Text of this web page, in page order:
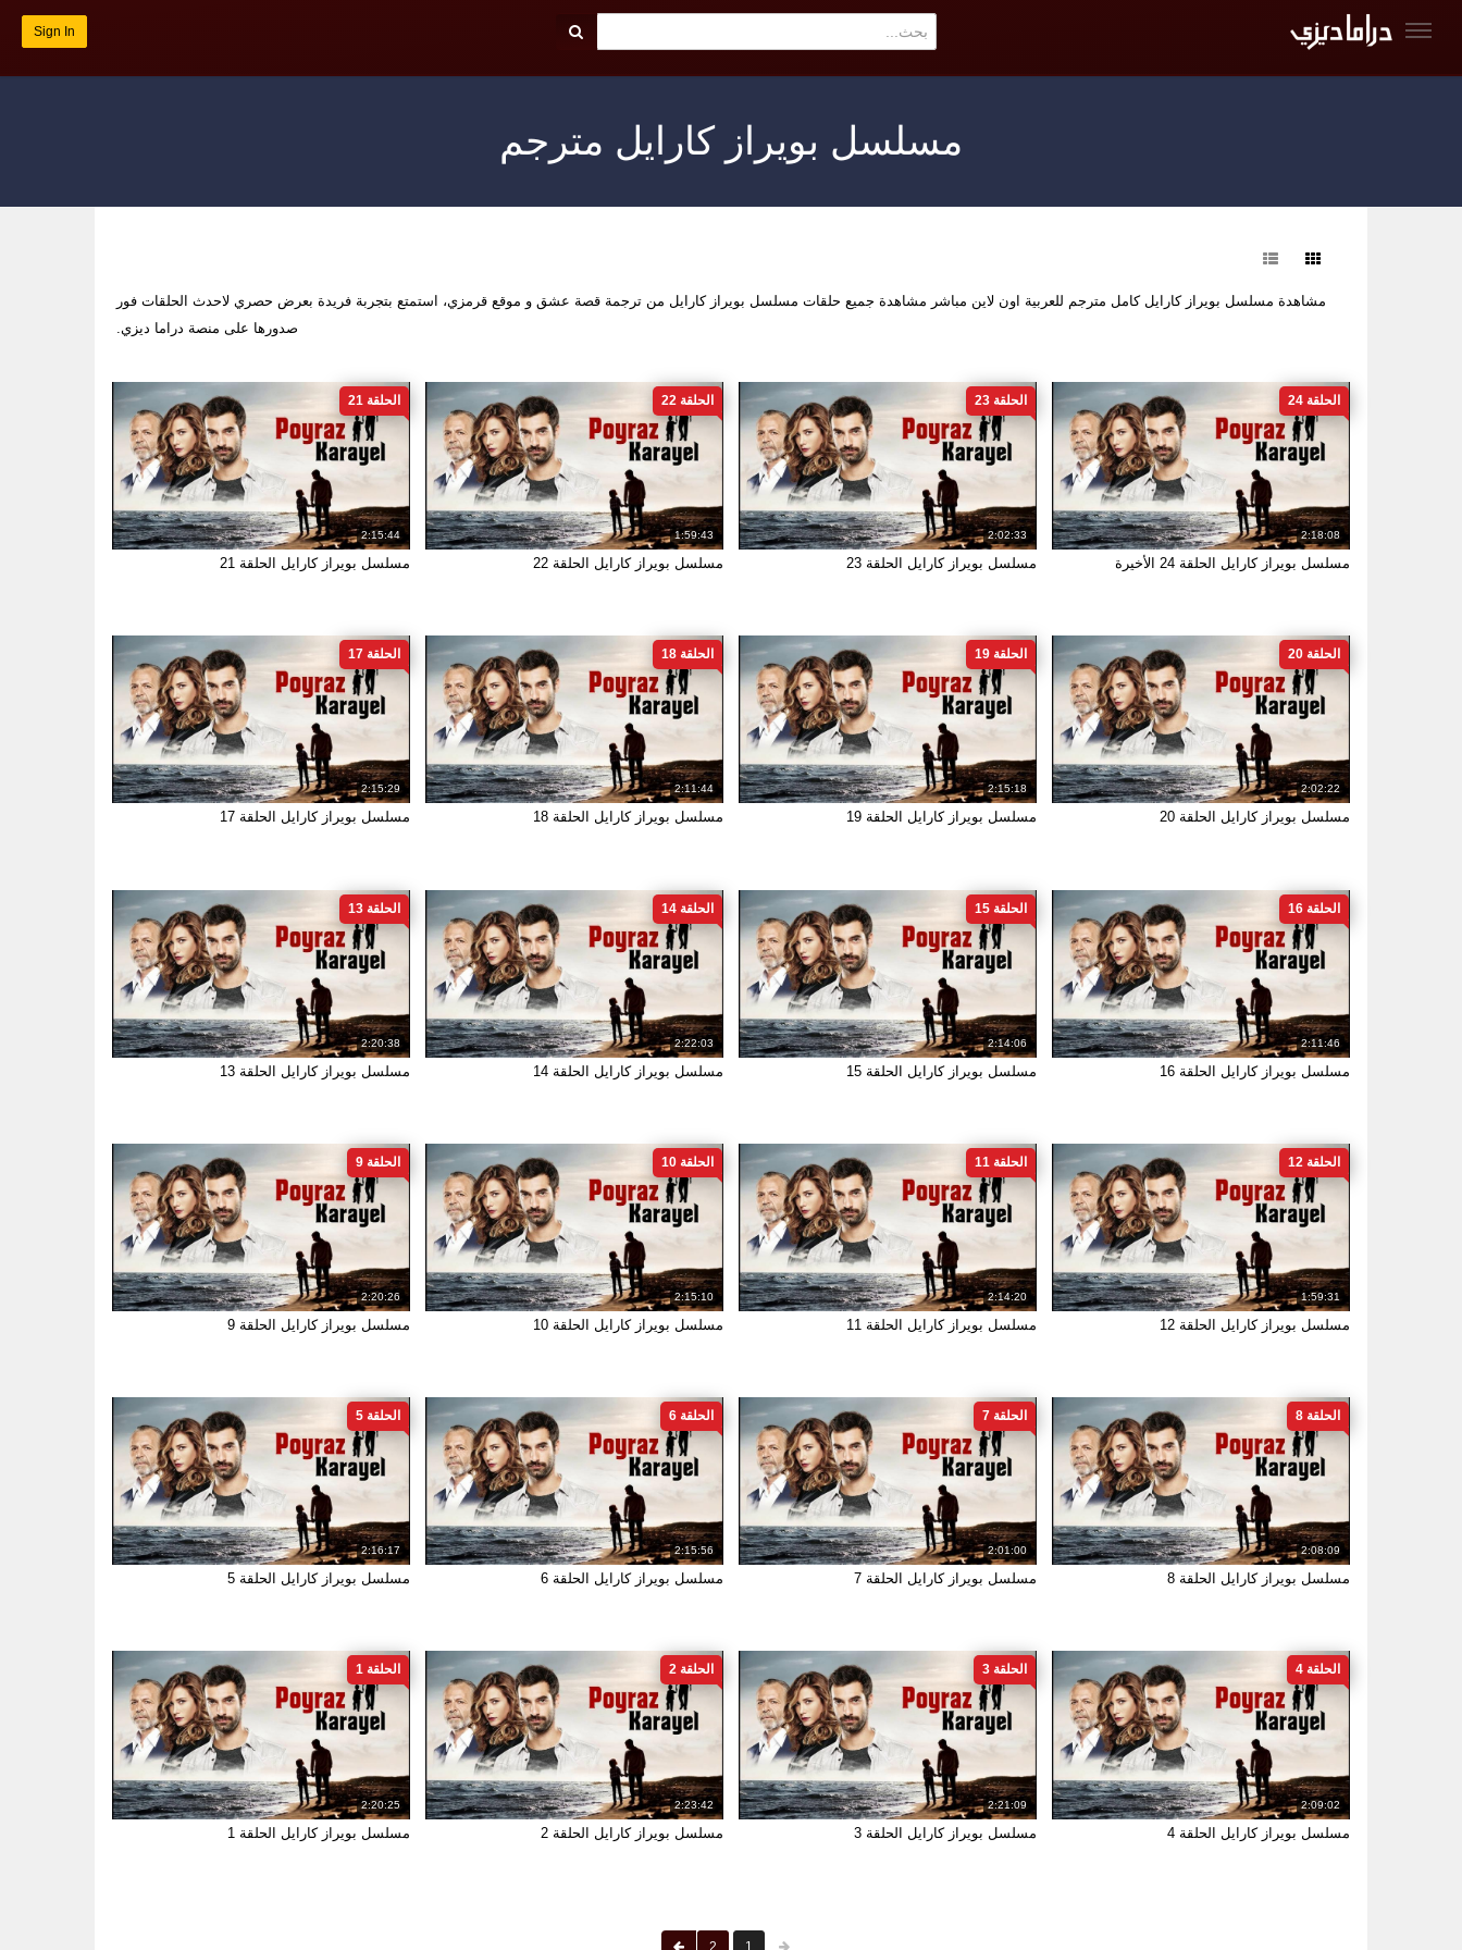
Sign In
مسلسل بويراز كارايل مترجم
مشاهدة مسلسل بويراز كارايل كامل مترجم للعربية اون لاين مباشر مشاهدة جميع حلقات مسلسل بويراز كارايل من ترجمة قصة عشق و موقع قرمزي، استمتع بتجربة فريدة بعرض حصري لاحدث الحلقات فور
صدورها على منصة دراما ديزي.
2:18:08
الحلقة 24
مسلسل بويراز كارايل الحلقة 24 الأخيرة
2:02:33
الحلقة 23
مسلسل بويراز كارايل الحلقة 23
1:59:43
الحلقة 22
مسلسل بويراز كارايل الحلقة 22
2:15:44
الحلقة 21
مسلسل بويراز كارايل الحلقة 21
2:02:22
الحلقة 20
مسلسل بويراز كارايل الحلقة 20
2:15:18
الحلقة 19
مسلسل بويراز كارايل الحلقة 19
2:11:44
الحلقة 18
مسلسل بويراز كارايل الحلقة 18
2:15:29
الحلقة 17
مسلسل بويراز كارايل الحلقة 17
2:11:46
الحلقة 16
مسلسل بويراز كارايل الحلقة 16
2:14:06
الحلقة 15
مسلسل بويراز كارايل الحلقة 15
2:22:03
الحلقة 14
مسلسل بويراز كارايل الحلقة 14
2:20:38
الحلقة 13
مسلسل بويراز كارايل الحلقة 13
1:59:31
الحلقة 12
مسلسل بويراز كارايل الحلقة 12
2:14:20
الحلقة 11
مسلسل بويراز كارايل الحلقة 11
2:15:10
الحلقة 10
مسلسل بويراز كارايل الحلقة 10
2:20:26
الحلقة 9
مسلسل بويراز كارايل الحلقة 9
2:08:09
الحلقة 8
مسلسل بويراز كارايل الحلقة 8
2:01:00
الحلقة 7
مسلسل بويراز كارايل الحلقة 7
2:15:56
الحلقة 6
مسلسل بويراز كارايل الحلقة 6
2:16:17
الحلقة 5
مسلسل بويراز كارايل الحلقة 5
2:09:02
الحلقة 4
مسلسل بويراز كارايل الحلقة 4
2:21:09
الحلقة 3
مسلسل بويراز كارايل الحلقة 3
2:23:42
الحلقة 2
مسلسل بويراز كارايل الحلقة 2
2:20:25
الحلقة 1
مسلسل بويراز كارايل الحلقة 1
1
2